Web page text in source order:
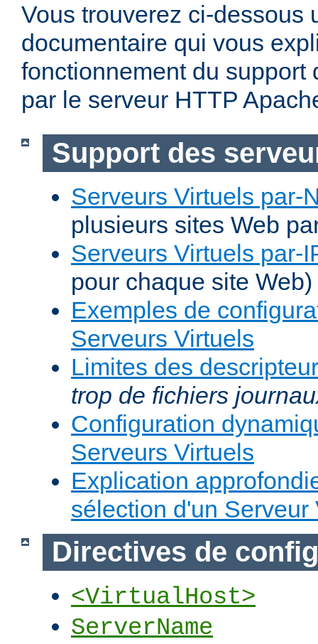
Vous trouverez ci-dessous
documentaire qui vous
fonctionnement du support
par le serveur HTTP
Support des
Serveurs Virtuels par-
plusieurs sites Web
Serveurs Virtuels par-
pour chaque site Web)
Exemples de
Serveurs Virtuels
Limites des
trop de fichiers
Configuration
Serveurs Virtuels
Explication
sélection d'un Serveur
Directives de
<VirtualHost>
ServerName